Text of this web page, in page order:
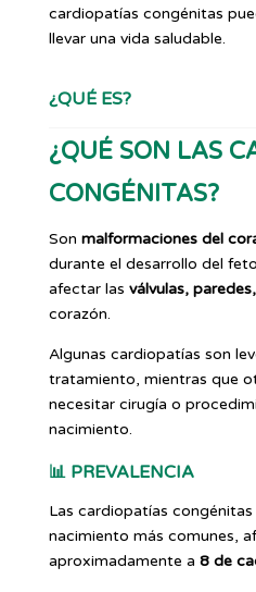
cardiopatías congénitas
llevar una vida saludable.
¿QUÉ ES?
¿QUÉ SON LAS
CONGÉNITAS?
Son malformaciones del
durante el desarrollo del
afectar las válvulas,
corazón.
Algunas cardiopatías son
tratamiento, mientras que
necesitar cirugía o
nacimiento.
📊 PREVALENCIA
Las cardiopatías
nacimiento más comunes,
aproximadamente a 8 de